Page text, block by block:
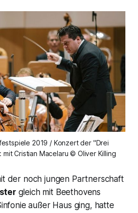
2019 / Konzert der "Drei
Cristian Macelaru © Oliver Killing
der noch jungen Partnerschaft
gleich mit Beethovens
außer Haus ging, hatte